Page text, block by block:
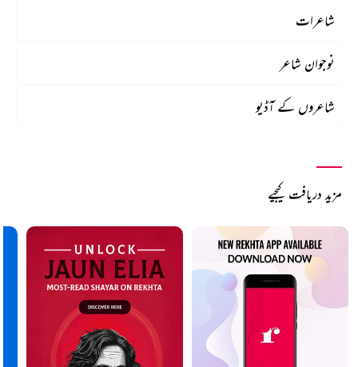
شاعرات
نوجوان شاعر
شاعروں کے آڈیو
مزید دریافت کیجیے